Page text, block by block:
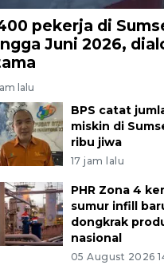
pekerja di
Juni 2026,
lalu
BPS catat
miskin di
ribu jiwa
17 jam lalu
PHR Zona 4
sumur infill
dongkrak
nasional
05 August 2026